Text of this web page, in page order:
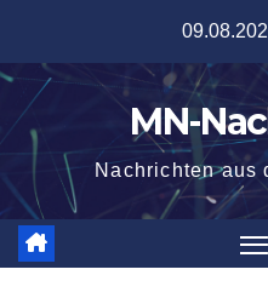
springen
MN-
Nachrichten aus